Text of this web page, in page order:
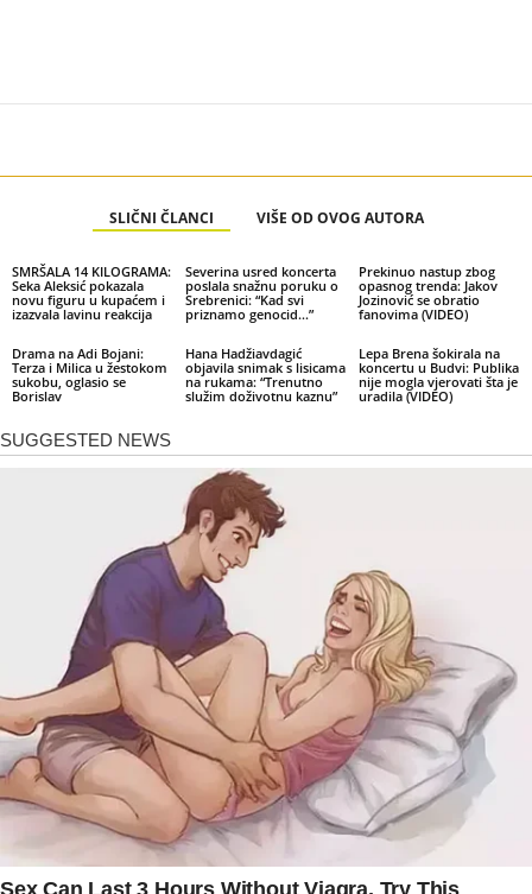
SLIČNI ČLANCI VIŠE OD OVOG AUTORA
SMRŠALA 14 KILOGRAMA:
Seka Aleksić pokazala
novu figuru u kupaćem i
izazvala lavinu reakcija
Severina usred koncerta
poslala snažnu poruku o
Srebrenici: “Kad svi
priznamo genocid…”
Prekinuo nastup zbog
opasnog trenda: Jakov
Jozinović se obratio
fanovima (VIDEO)
Drama na Adi Bojani:
Terza i Milica u žestokom
sukobu, oglasio se
Borislav
Hana Hadžiavdagić
objavila snimak s lisicama
na rukama: “Trenutno
služim doživotnu kaznu”
Lepa Brena šokirala na
koncertu u Budvi: Publika
nije mogla vjerovati šta je
uradila (VIDEO)